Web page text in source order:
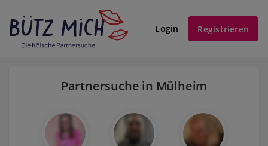
Login Registrieren
Partnersuche in Mülheim